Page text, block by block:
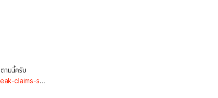
ามนี้ครับ
claims-s…